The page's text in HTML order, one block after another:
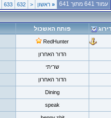
עמוד 641 מתוך 641 «ראשון <
632
633
פותח האשכול
RedHunter
הדור האחרון
שריתי
הדור האחרון
Dining
speak